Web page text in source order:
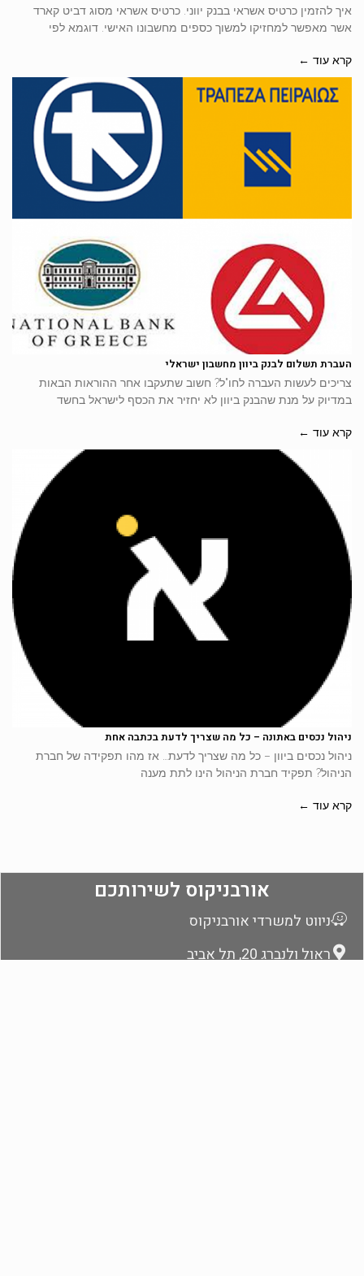
איך להזמין כרטיס אשראי בבנק יווני. כרטיס אשראי מסוג דביט קארד
אשר מאפשר למחזיקו למשוך כספים מחשבונו האישי. דוגמא לפי
קרא עוד ←
העברת תשלום לבנק ביוון מחשבון ישראלי
צריכים לעשות העברה לחו"ל? חשוב שתעקבו אחר ההוראות הבאות
במדיוק על מנת שהבנק ביוון לא יחזיר את הכסף לישראל בחשד
קרא עוד ←
ניהול נכסים באתונה – כל מה שצריך לדעת בכתבה אחת
ניהול נכסים ביוון – כל מה שצריך לדעת… אז מהו תפקידה של חברת
הניהול? תפקיד חברת הניהול הינו לתת מענה
קרא עוד ←
אורבניקוס לשירותכם
ניווט למשרדי אורבניקוס
ראול ולנברג 20, תל אביב